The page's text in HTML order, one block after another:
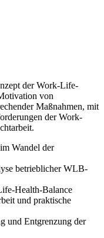
der Work-Life-
von
Maßnahmen, mit
der Work-
Wandel der
betrieblicher WLB-
Health-Balance
und praktische
und Entgrenzung der